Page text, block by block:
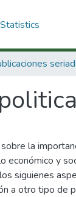
Statistics
la
económico y
siguienes
a otro tipo de